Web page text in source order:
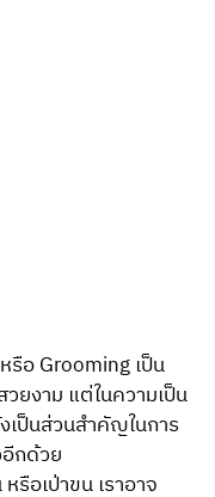
ยงาม แต่ในความเป็น
เป็นส่วนสำคัญในการ
กด้วย